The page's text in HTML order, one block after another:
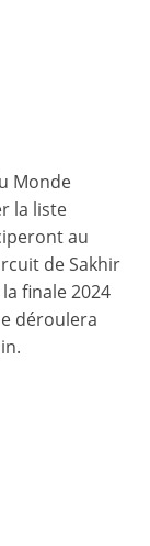
Monde
la liste
au
de Sakhir
finale 2024
déroulera